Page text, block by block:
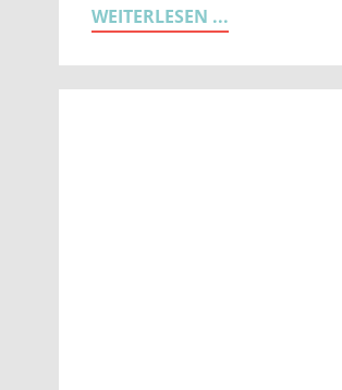
WEITERLESEN ...